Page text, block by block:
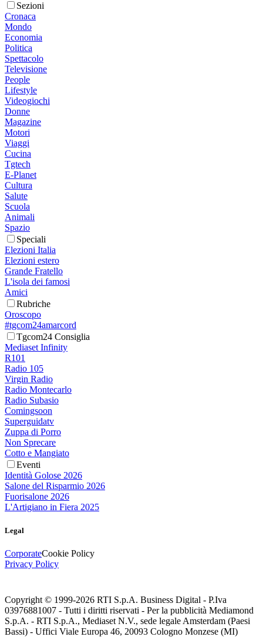
Sezioni
Cronaca
Mondo
Economia
Politica
Spettacolo
Televisione
People
Lifestyle
Videogiochi
Donne
Magazine
Motori
Viaggi
Cucina
Tgtech
E-Planet
Cultura
Salute
Scuola
Animali
Spazio
Speciali
Elezioni Italia
Elezioni estero
Grande Fratello
L'isola dei famosi
Amici
Rubriche
Oroscopo
#tgcom24amarcord
Tgcom24 Consiglia
Mediaset Infinity
R101
Radio 105
Virgin Radio
Radio Montecarlo
Radio Subasio
Comingsoon
Superguidatv
Zuppa di Porro
Non Sprecare
Cotto e Mangiato
Eventi
Identità Golose 2026
Salone del Risparmio 2026
Fuorisalone 2026
L'Artigiano in Fiera 2025
Legal
CorporateCookie Policy
Privacy Policy
Copyright © 1999-2026 RTI S.p.A. Business Digital - P.Iva
03976881007 - Tutti i diritti riservati - Per la pubblicità Mediamond
S.p.A. - RTI S.p.A., Mediaset N.V., sede legale Amsterdam (Paesi
Bassi) - Uffici Viale Europa 46, 20093 Cologno Monzese (MI)